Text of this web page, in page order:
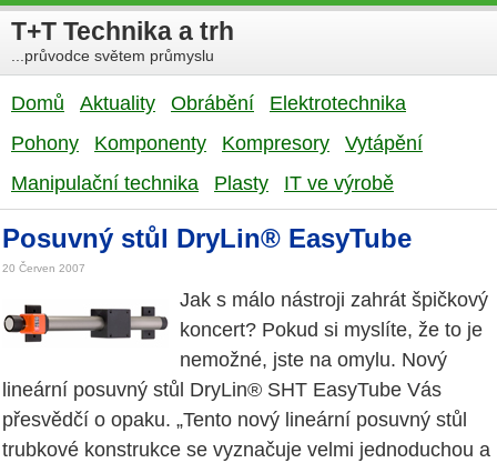
T+T Technika a trh
...průvodce světem průmyslu
Domů Aktuality Obrábění
Elektrotechnika
Pohony
Komponenty Kompresory
Vytápění
Manipulační technika
Plasty IT ve výrobě
Posuvný stůl DryLin® EasyTube
20 Červen 2007
Jak s málo nástroji zahrát špičkový
koncert? Pokud si myslíte, že to je
nemožné, jste na omylu. Nový
lineární posuvný stůl DryLin® SHT EasyTube Vás
přesvědčí o opaku. „Tento nový lineární posuvný stůl
trubkové konstrukce se vyznačuje velmi jednoduchou a